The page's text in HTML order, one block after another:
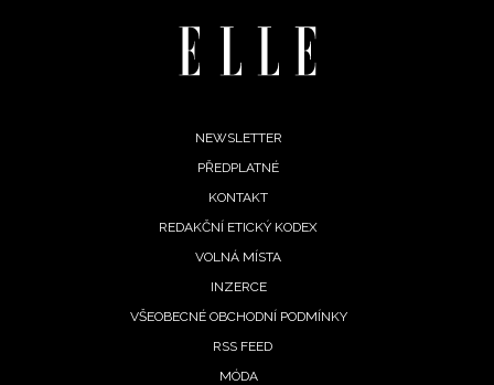
NEWSLETTER
PŘEDPLATNÉ
KONTAKT
REDAKČNÍ ETICKÝ KODEX
VOLNÁ MÍSTA
INZERCE
VŠEOBECNÉ OBCHODNÍ PODMÍNKY
RSS FEED
MÓDA